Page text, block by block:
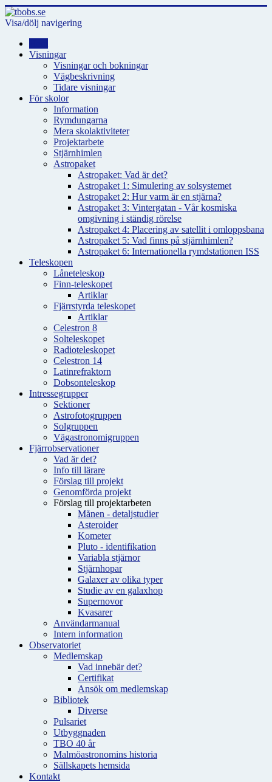
Visa/dölj navigering
Visningar
Visningar och bokningar
Vägbeskrivning
Tidare visningar
För skolor
Information
Rymdungarna
Mera skolaktiviteter
Projektarbete
Stjärnhimlen
Astropaket
Astropaket: Vad är det?
Astropaket 1: Simulering av solsystemet
Astropaket 2: Hur varm är en stjärna?
Astropaket 3: Vintergatan - Vår kosmiska
omgivning i ständig rörelse
Astropaket 4: Placering av satellit i omloppsbana
Astropaket 5: Vad finns på stjärnhimlen?
Astropaket 6: Internationella rymdstationen ISS
Teleskopen
Låneteleskop
Finn-teleskopet
Artiklar
Fjärrstyrda teleskopet
Artiklar
Celestron 8
Solteleskopet
Radioteleskopet
Celestron 14
Latinrefraktorn
Dobsonteleskop
Intressegrupper
Sektioner
Astrofotogruppen
Solgruppen
Vägastronomigruppen
Fjärrobservationer
Vad är det?
Info till lärare
Förslag till projekt
Genomförda projekt
Förslag till projektarbeten
Månen - detaljstudier
Asteroider
Kometer
Pluto - identifikation
Variabla stjärnor
Stjärnhopar
Galaxer av olika typer
Studie av en galaxhop
Supernovor
Kvasarer
Användarmanual
Intern information
Observatoriet
Medlemskap
Vad innebär det?
Certifikat
Ansök om medlemskap
Bibliotek
Diverse
Pulsariet
Utbyggnaden
TBO 40 år
Malmöastronomins historia
Sällskapets hemsida
Kontakt